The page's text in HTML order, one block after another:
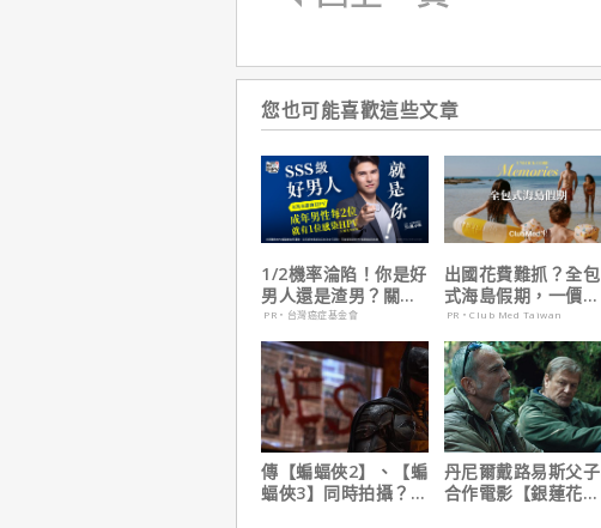
您也可能喜歡這些文章
1/2機率淪陷！你是好
男人還是渣男？關鍵
在這
PR・台灣癌症基金會
出國花費難抓？全包
式海島假期，一價搞
定食宿玩樂，省錢更
省心！
PR・Club Med Taiwan
傳【蝙蝠俠2】、【蝙
蝠俠3】同時拍攝？詹
丹尼爾戴路易斯父子
合作電影【銀蓮花】